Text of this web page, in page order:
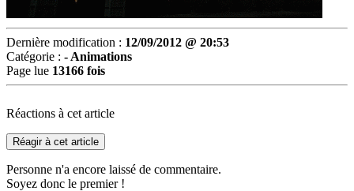
Dernière modification : 12/09/2012 @ 20:53
Catégorie : - Animations
Page lue 13166 fois
Réactions à cet article
Réagir à cet article
Personne n'a encore laissé de commentaire.
Soyez donc le premier !